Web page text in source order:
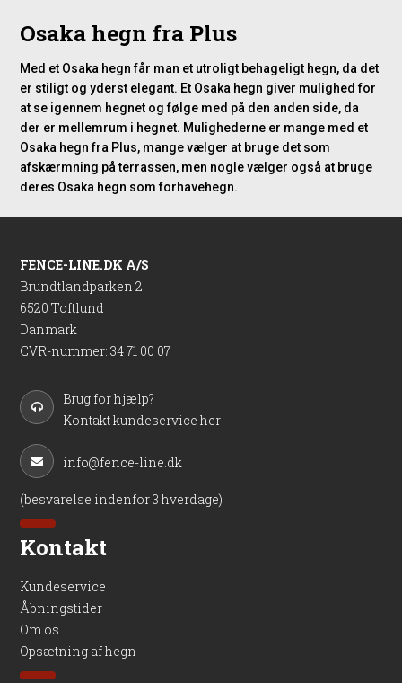
Osaka hegn fra Plus
Med et Osaka hegn får man et utroligt behageligt hegn, da det
er stiligt og yderst elegant. Et Osaka hegn giver mulighed for
at se igennem hegnet og følge med på den anden side, da
der er mellemrum i hegnet. Mulighederne er mange med et
Osaka hegn fra Plus, mange vælger at bruge det som
afskærmning på terrassen, men nogle vælger også at bruge
deres Osaka hegn som forhavehegn.
FENCE-LINE.DK A/S
Brundtlandparken 2
6520 Toftlund
Danmark
CVR-nummer: 34 71 00 07
Brug for hjælp?
Kontakt kundeservice her
info@fence-line.dk
(besvarelse indenfor 3 hverdage)
Kontakt
Kundeservice
Åbningstider
Om os
Opsætning af hegn